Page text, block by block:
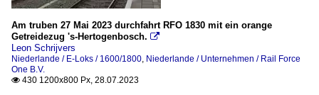
Am truben 27 Mai 2023 durchfahrt RFO 1830 mit ein orange
Getreidezug 's-Hertogenbosch. 
Leon Schrijvers
Niederlande / E-Loks / 1600/1800, Niederlande / Unternehmen / Rail Force
One B.V.
 430 1200x800 Px, 28.07.2023